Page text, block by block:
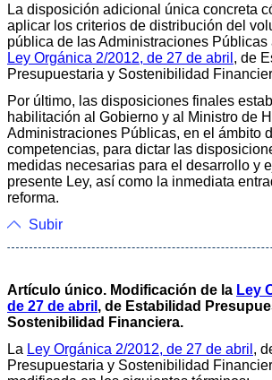
La disposición adicional única concreta
aplicar los criterios de distribución del
pública de las Administraciones Públicas
Ley Orgánica 2/2012, de 27 de abril , de
Presupuestaria y Sostenibilidad
Por último, las disposiciones finales
habilitación al Gobierno y al Ministro de
Administraciones Públicas, en el ámbito
competencias, para dictar las
medidas necesarias para el desarrollo y
presente Ley, así como la inmediata
reforma.
Subir
Artículo único. Modificación de la Ley
de 27 de abril , de Estabilidad
Sostenibilidad Financiera.
La Ley Orgánica 2/2012, de 27 de abril ,
Presupuestaria y Sostenibilidad